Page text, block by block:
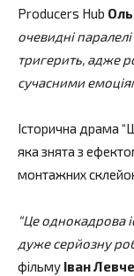
Producers Hub
очевидні
тригерить, адже
сучасними
Історична драма
яка знята з
монтажних
“Це однокадрова
дуже серйозну
фільму Іван